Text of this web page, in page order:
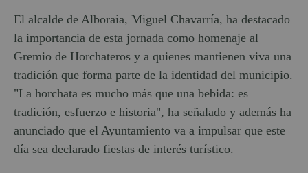
El alcalde de Alboraia, Miguel Chavarría, ha destacado
la importancia de esta jornada como homenaje al
Gremio de Horchateros y a quienes mantienen viva una
tradición que forma parte de la identidad del municipio.
"La horchata es mucho más que una bebida: es
tradición, esfuerzo e historia", ha señalado y además ha
anunciado que el Ayuntamiento va a impulsar que este
día sea declarado fiestas de interés turístico.